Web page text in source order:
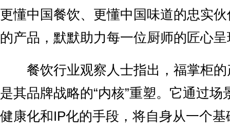
更懂中国餐饮、更懂中国味道的忠实
的产品，默默助力每一位厨师的匠心
餐饮行业观察人士指出，福掌柜的
是其品牌战略的“内核”重塑。它通过场
健康化和IP化的手段，将自身从一个